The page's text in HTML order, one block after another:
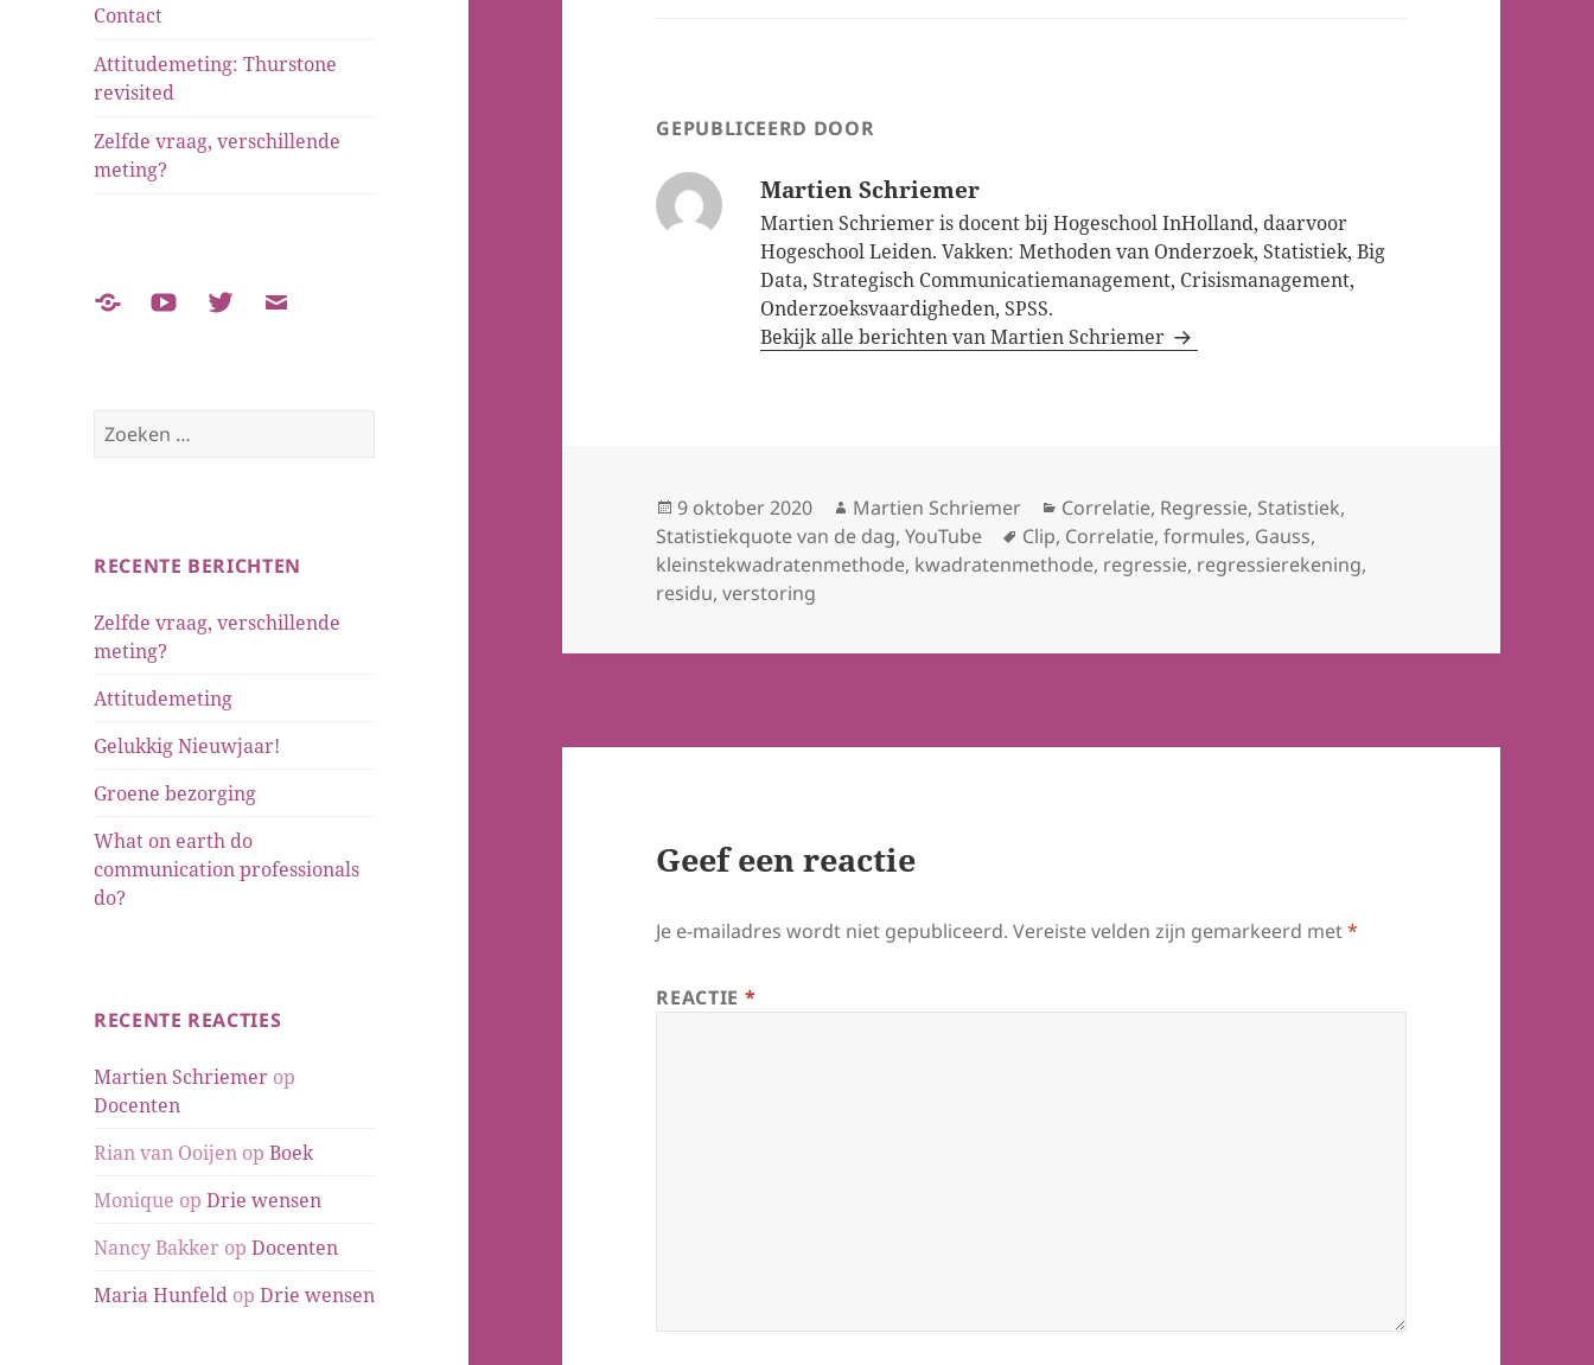
Contact
Attitudemeting: Thurstone
revisited
Zelfde vraag, verschillende
meting?
Over
YouTubeTwitter
E-
Zoeken
naar:
RECENTE BERICHTEN
Zelfde vraag, verschillende
meting?
Attitudemeting
Gelukkig Nieuwjaar!
Groene bezorging
What on earth do
communication professionals
do?
RECENTE REACTIES
Martien Schriemer op
Docenten
Rian van Ooijen opBoek
Monique opDrie wensen
Nancy Bakker opDocenten
Maria Hunfeld opDrie wensen
GEPUBLICEERD DOOR
Martien Schriemer
Martien Schriemer is docent bij Hogeschool InHolland, daarvoor
Hogeschool Leiden. Vakken: Methoden van Onderzoek, Statistiek, Big
Data, Strategisch Communicatiemanagement, Crisismanagement,
Onderzoeksvaardigheden, SPSS.
Bekijk alle berichten van Martien Schriemer
Geplaatst
op
9 oktober 2020 Auteur
Martien Schriemer Categorieën
Correlatie, Regressie, Statistiek,
Statistiekquote van de dag,YouTube Tags
Clip, Correlatie,formules, Gauss,
kleinstekwadratenmethode, kwadratenmethode, regressie, regressierekening,
residu,verstoring
Geef een reactie
Je e-mailadres wordt niet gepubliceerd. Vereiste velden zijn gemarkeerd met*
REACTIE *